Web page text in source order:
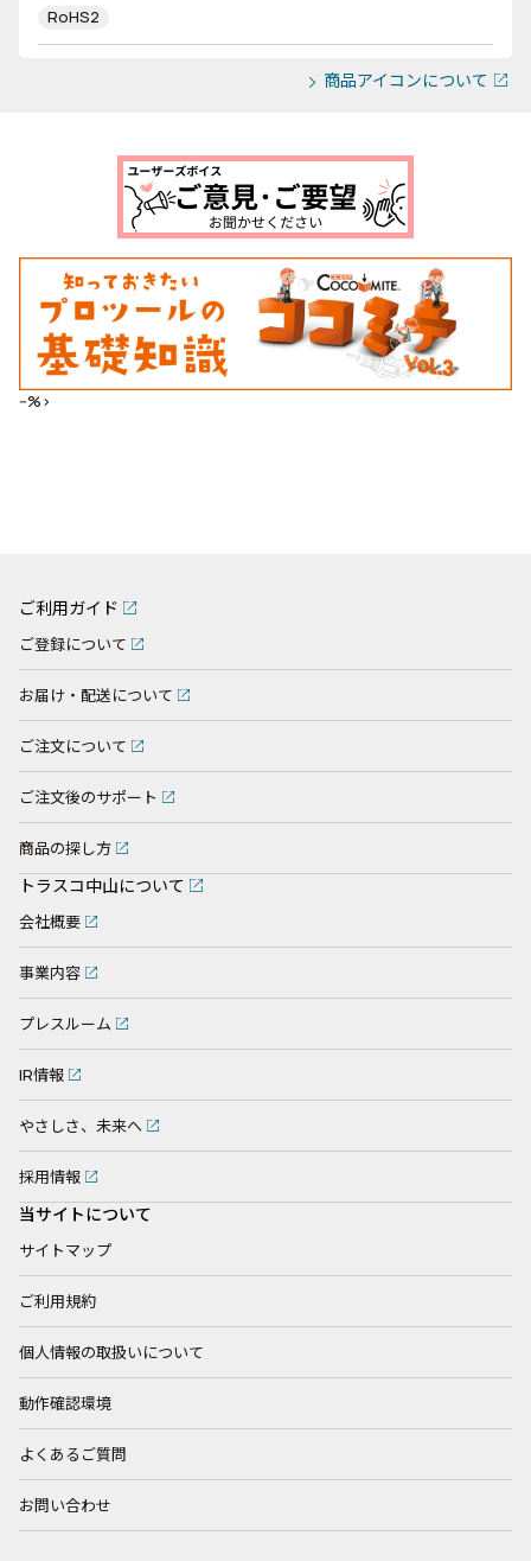
RoHS2
商品アイコンについて
--%>
ご利用ガイド
ご登録について
お届け・配送について
ご注文について
ご注文後のサポート
商品の探し方
トラスコ中山について
会社概要
事業内容
プレスルーム
IR情報
やさしさ、未来へ
採用情報
当サイトについて
サイトマップ
ご利用規約
個人情報の取扱いについて
動作確認環境
よくあるご質問
お問い合わせ